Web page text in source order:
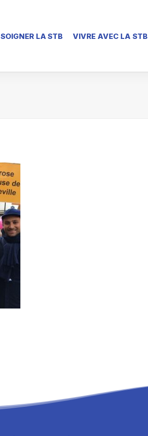
SOIGNER LA STB VIVRE AVEC LA STB